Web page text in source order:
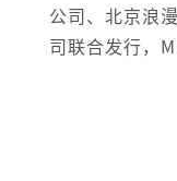
公司、北京浪
司联合发行，